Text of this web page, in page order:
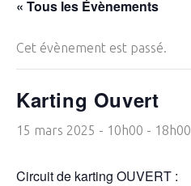
« Tous les Évènements
Cet évènement est passé.
Karting Ouvert
15 mars 2025 - 10h00 - 18h00
Circuit de karting OUVERT :